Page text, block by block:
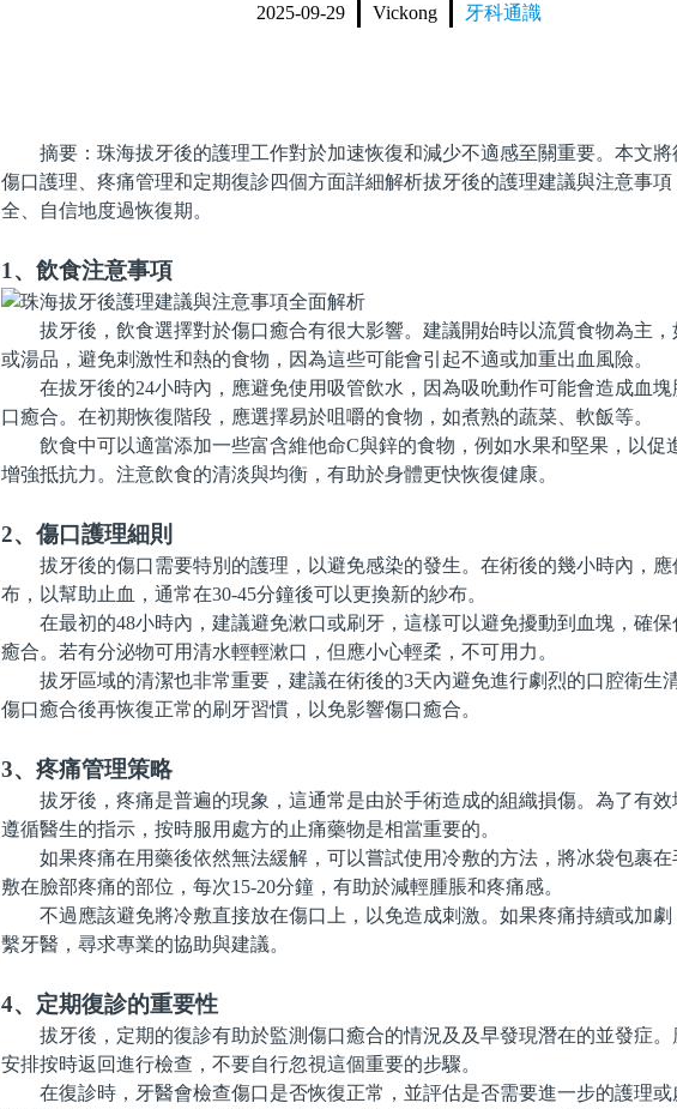
2025-09-29 Vickong 牙科通識
摘要：珠海拔牙後的護理工作對於加速恢復和減少不適感至關重要。本文將
傷口護理、疼痛管理和定期復診四個方面詳細解析拔牙後的護理建議與注意事
全、自信地度過恢復期。
1、飲食注意事項
拔牙後，飲食選擇對於傷口癒合有很大影響。建議開始時以流質食物為主，
或湯品，避免刺激性和熱的食物，因為這些可能會引起不適或加重出血風險。
在拔牙後的24小時內，應避免使用吸管飲水，因為吸吮動作可能會造成血塊
口癒合。在初期恢復階段，應選擇易於咀嚼的食物，如煮熟的蔬菜、軟飯等。
飲食中可以適當添加一些富含維他命C與鋅的食物，例如水果和堅果，以促
增強抵抗力。注意飲食的清淡與均衡，有助於身體更快恢復健康。
2、傷口護理細則
拔牙後的傷口需要特別的護理，以避免感染的發生。在術後的幾小時內，應
布，以幫助止血，通常在30-45分鐘後可以更換新的紗布。
在最初的48小時內，建議避免漱口或刷牙，這樣可以避免擾動到血塊，確保
癒合。若有分泌物可用清水輕輕漱口，但應小心輕柔，不可用力。
拔牙區域的清潔也非常重要，建議在術後的3天內避免進行劇烈的口腔衛生
傷口癒合後再恢復正常的刷牙習慣，以免影響傷口癒合。
3、疼痛管理策略
拔牙後，疼痛是普遍的現象，這通常是由於手術造成的組織損傷。為了有效
遵循醫生的指示，按時服用處方的止痛藥物是相當重要的。
如果疼痛在用藥後依然無法緩解，可以嘗試使用冷敷的方法，將冰袋包裹在
敷在臉部疼痛的部位，每次15-20分鐘，有助於減輕腫脹和疼痛感。
不過應該避免將冷敷直接放在傷口上，以免造成刺激。如果疼痛持續或加劇
繫牙醫，尋求專業的協助與建議。
4、定期復診的重要性
拔牙後，定期的復診有助於監測傷口癒合的情況及及早發現潛在的並發症。
安排按時返回進行檢查，不要自行忽視這個重要的步驟。
在復診時，牙醫會檢查傷口是否恢復正常，並評估是否需要進一步的護理或